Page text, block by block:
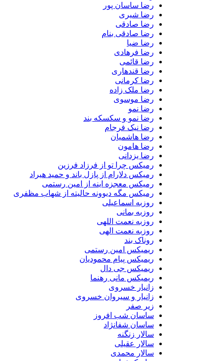
رضا ساسان پور
رضا شیری
رضا صادقی
رضا صادقی بنام
رضا ضیا
رضا فرهادی
رضا قائمی
رضا قندهاری
رضا کرمانی
رضا ملک زاده
رضا موسوی
رضا نمو
رضا نمو و سکسکه بند
رضا نیک فرجام
رضا هاشمیان
رضا هامون
رضا یزدانی
رمیکس چرا تو از فرزاد فرزین
رمیکس دلارام از پازل باند و حمید هیراد
رمیکس معجزه اینه از امین رستمی
رمیکس مگه دیوونه حالیته از شهاب مظفری
روزبه اسماعیلی
روزبه بمانی
روزبه نعمت اللهی
روزبه نعمت الهی
روناک بند
ریمیکس امین رستمی
ریمیکس پیام محمودیان
ریمیکس جی دال
ریمیکس مانی رهنما
زانیار خسروی
زانیار و سیروان خسروی
زیر صفر
ساسان شب افروز
ساسان شفانژاد
سالار زنگنه
سالار عقیلی
سالار محمدی